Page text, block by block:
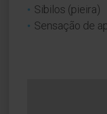
Sibilos (pieira)
Sensação de